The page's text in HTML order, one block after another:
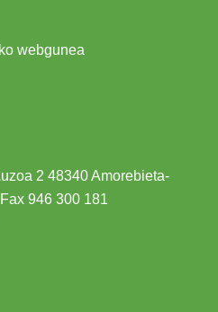
webgunea
2 48340 Amorebieta-
Fax 946 300 181